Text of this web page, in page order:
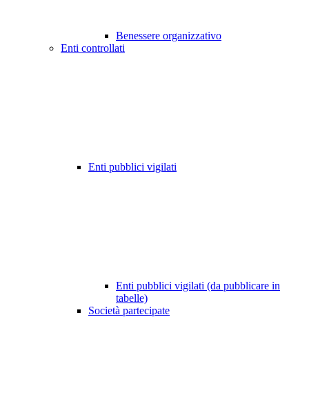
Benessere organizzativo
Enti controllati
Enti pubblici vigilati
Enti pubblici vigilati (da pubblicare in
tabelle)
Società partecipate